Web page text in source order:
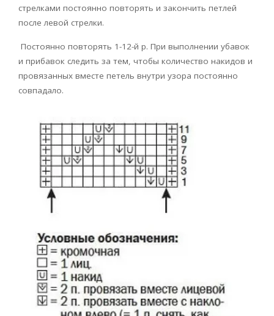
стрелками постоянно повторять и закончить петлей
после левой стрелки.
Постоянно повторять 1-12-й р. При выполнении убавок
и прибавок следить за тем, чтобы количество накидов и
провязанных вместе петель внутри узора постоянно
совпадало.